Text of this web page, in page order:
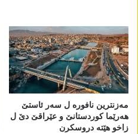
مەزنترین نافورە ل سەر ئاستێ
ھەرێما کوردستانێ و عێراقێ دێ ل
زاخو ھێتە دروسکرن